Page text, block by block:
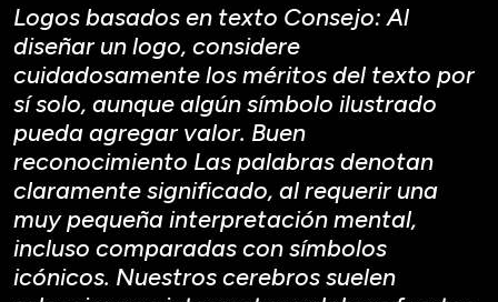
Logos basados en texto Consejo: Al
diseñar un logo, considere
cuidadosamente los méritos del texto por
sí solo, aunque algún símbolo ilustrado
pueda agregar valor. Buen
reconocimiento Las palabras denotan
claramente significado, al requerir una
muy pequeña interpretación mental,
incluso comparadas con símbolos
icónicos. Nuestros cerebros suelen